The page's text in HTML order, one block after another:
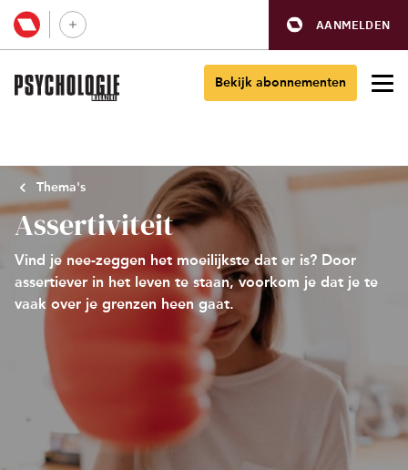
AANMELDEN
Bekijk abonnementen
Thema's
Assertiviteit
Vind je nee-zeggen het moeilijkste dat er is? Door
assertiever in het leven te staan, voorkom je dat je te
vaak over je grenzen heen gaat.